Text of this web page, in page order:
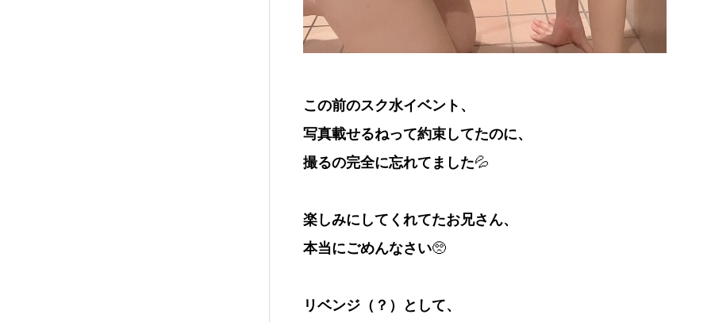
この前のスク水イベント、
写真載せるねって約束してたのに、
撮るの完全に忘れてました💦
楽しみにしてくれてたお兄さん、
本当にごめんなさい🥺
リベンジ（？）として、